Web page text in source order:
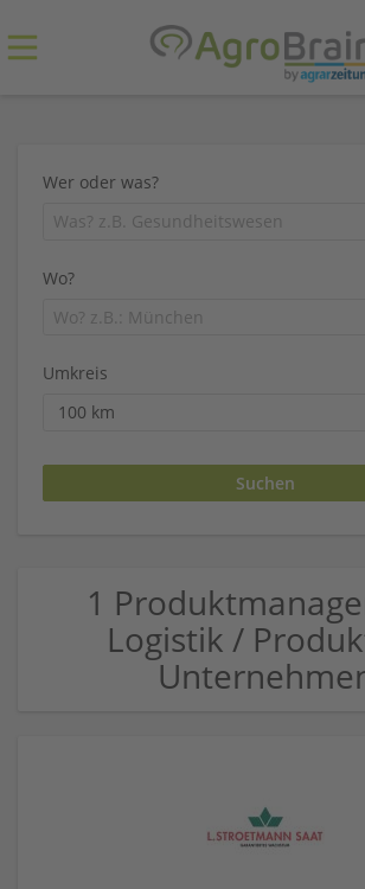
Wer oder was?
Wo?
Umkreis
1
Logistik /